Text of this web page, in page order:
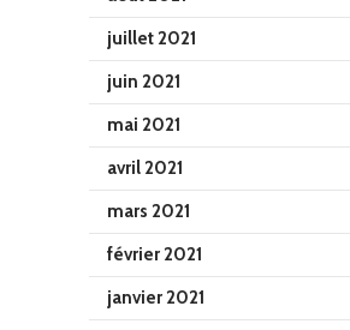
juillet 2021
juin 2021
mai 2021
avril 2021
mars 2021
février 2021
janvier 2021